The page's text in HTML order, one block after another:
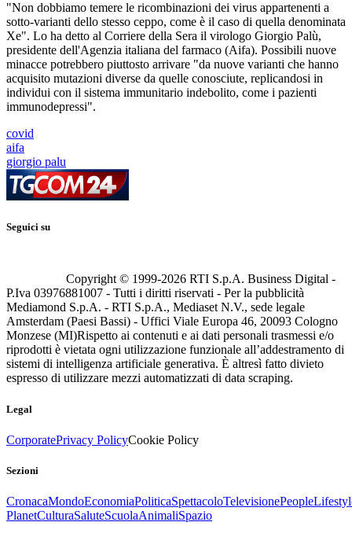
"Non dobbiamo temere le ricombinazioni dei virus appartenenti a
sotto-varianti dello stesso ceppo, come è il caso di quella denominata
Xe". Lo ha detto al Corriere della Sera il virologo Giorgio Palù,
presidente dell'Agenzia italiana del farmaco (Aifa). Possibili nuove
minacce potrebbero piuttosto arrivare "da nuove varianti che hanno
acquisito mutazioni diverse da quelle conosciute, replicandosi in
individui con il sistema immunitario indebolito, come i pazienti
immunodepressi".
covid
aifa
giorgio palu
Seguici su
Copyright © 1999-2026 RTI S.p.A. Business Digital -
P.Iva 03976881007 - Tutti i diritti riservati - Per la pubblicità
Mediamond S.p.A. - RTI S.p.A., Mediaset N.V., sede legale
Amsterdam (Paesi Bassi) - Uffici Viale Europa 46, 20093 Cologno
Monzese (MI)Rispetto ai contenuti e ai dati personali trasmessi e/o
riprodotti è vietata ogni utilizzazione funzionale all’addestramento di
sistemi di intelligenza artificiale generativa. È altresì fatto divieto
espresso di utilizzare mezzi automatizzati di data scraping.
Legal
CorporatePrivacy PolicyCookie Policy
Sezioni
CronacaMondoEconomiaPoliticaSpettacoloTelevisionePeople
PlanetCulturaSaluteScuolaAnimaliSpazio